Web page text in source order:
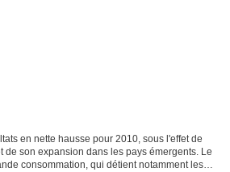
en nette hausse pour 2010, sous l'effet de
de son expansion dans les pays émergents. Le
consommation, qui détient notamment les